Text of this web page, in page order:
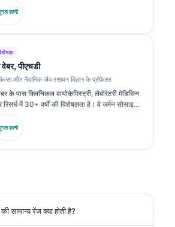
प्रैक्टिस में बायोमार्कर पैनल तथा लैबोरेटरी
रूप से प्रकाशन किया है।.
ज्ञानी
पीएचडी
और नैदानिक जैव रसायन विज्ञान के प्रोफेसर
के पास क्लिनिकल बायोकेमिस्ट्री, लैबोरेटरी मेडिसिन
रिसर्च में 30+ वर्षों की विशेषज्ञता है। वे जर्मन सोसाइटी
केमिस्ट्री के पूर्व अध्यक्ष रहे हैं। वे डायग्नोस्टिक पैनल
मानकीकरण और एआई-सहायता प्राप्त लैबोरेटरी
रखते हैं।.
ज्ञानी
सामान्य रेंज क्या होती है?